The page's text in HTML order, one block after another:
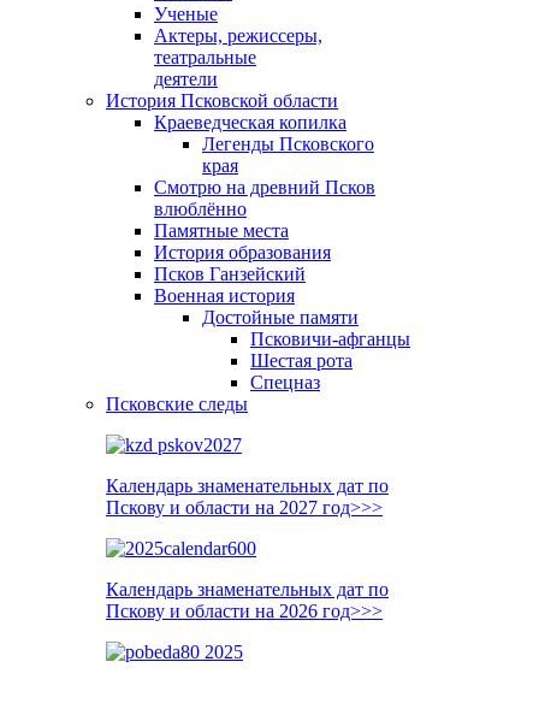
Ученые
Актеры, режиссеры,
театральные
деятели
История Псковской области
Краеведческая копилка
Легенды Псковского
края
Смотрю на древний Псков
влюблённо
Памятные места
История образования
Псков Ганзейский
Военная история
Достойные памяти
Псковичи-афганцы
Шестая рота
Спецназ
Псковские следы
Календарь знаменательных дат по
Пскову и области на 2027 год>>>
Календарь знаменательных дат по
Пскову и области на 2026 год>>>